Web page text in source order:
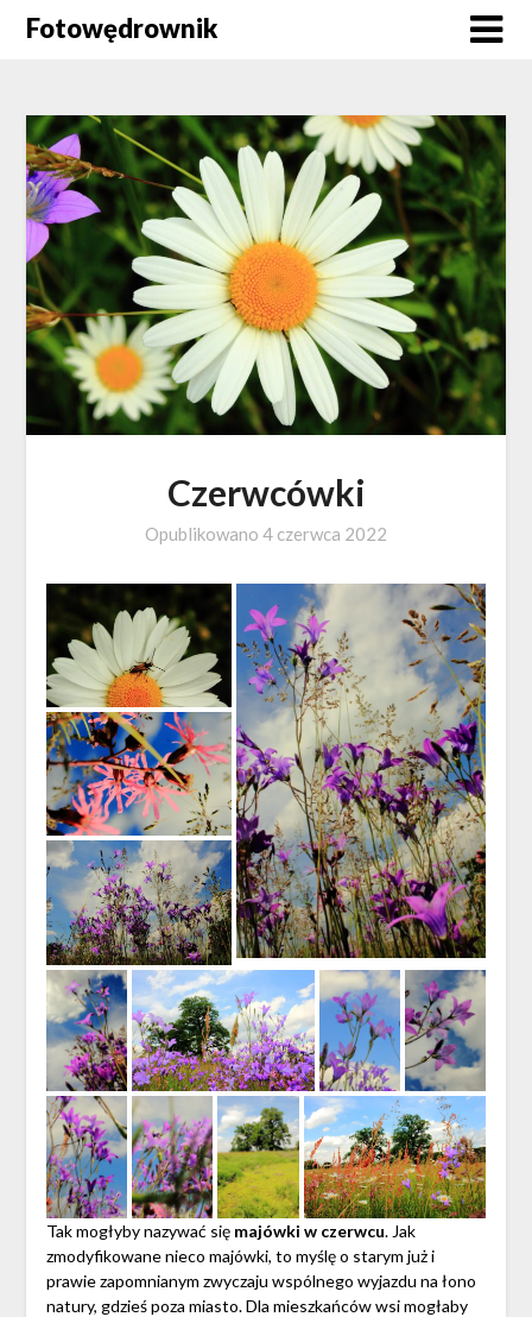
SkipFotowędrownik
Czerwcówki
Opublikowano 4 czerwca 2022
Tak mogłyby nazywać się majówki w czerwcu. Jak
zmodyfikowane nieco majówki, to myślę o starym już i
prawie zapomnianym zwyczaju wspólnego wyjazdu na łono
natury, gdzieś poza miasto. Dla mieszkańców wsi mogłaby